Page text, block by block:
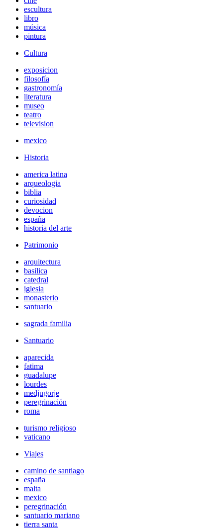
escultura
libro
música
pintura
Cultura
exposicion
filosofía
gastronomía
literatura
museo
teatro
television
mexico
Historia
america latina
arqueologia
biblia
curiosidad
devocion
españa
historia del arte
Patrimonio
arquitectura
basilica
catedral
iglesia
monasterio
santuario
sagrada familia
Santuario
aparecida
fatima
guadalupe
lourdes
medjugorje
peregrinación
roma
turismo religioso
vaticano
Viajes
camino de santiago
españa
malta
mexico
peregrinación
santuario mariano
tierra santa